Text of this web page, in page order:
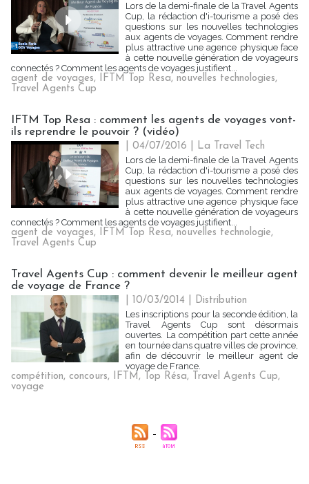
Lors de la demi-finale de la Travel Agents
Cup, la rédaction d'i-tourisme a posé des
questions sur les nouvelles technologies
aux agents de voyages. Comment rendre
plus attractive une agence physique face
à cette nouvelle génération de voyageurs
connectés ? Comment les agents de voyages justifient...
agent de voyages, IFTM Top Resa, nouvelles technologies,
Travel Agents Cup
IFTM Top Resa : comment les agents de voyages vont-
ils reprendre le pouvoir ? (vidéo)
| 04/07/2016
La Travel Tech
Lors de la demi-finale de la Travel Agents
Cup, la rédaction d'i-tourisme a posé des
questions sur les nouvelles technologies
aux agents de voyages. Comment rendre
plus attractive une agence physique face
à cette nouvelle génération de voyageurs
connectés ? Comment les agents de voyages justifient...
agent de voyages, IFTM Top Resa, nouvelles technologie,
Travel Agents Cup
Travel Agents Cup : comment devenir le meilleur agent
de voyage de France ?
| 10/03/2014
Distribution
Les inscriptions pour la seconde édition, la
Travel Agents Cup sont désormais
ouvertes. La compétition part cette année
en tournée dans quatre villes de province,
afin de découvrir le meilleur agent de
voyage de France.
compétition, concours, IFTM, Top Résa, Travel Agents Cup,
voyage